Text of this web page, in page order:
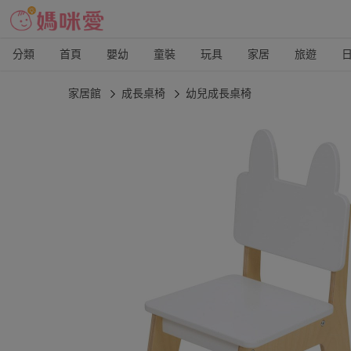
分類 首頁 嬰幼 童裝 玩具 家居 旅遊
家居館 成長桌椅 幼兒成長桌椅